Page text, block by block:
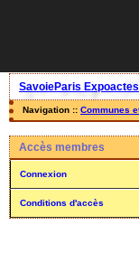
SavoieParis Expoactes
Navigation :: Communes
Accès membres
Connexion
Conditions d'accès